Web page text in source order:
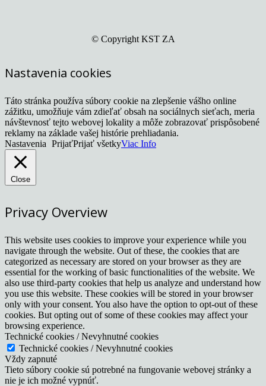
© Copyright KST ZA
Nastavenia cookies
Táto stránka používa súbory cookie na zlepšenie vášho online
zážitku, umožňuje vám zdieľať obsah na sociálnych sieťach, meria
návštevnosť tejto webovej lokality a môže zobrazovať prispôsobené
reklamy na základe vašej histórie prehliadania.
Nastavenia PrijaťPrijať všetkyViac Info
Close
Privacy Overview
This website uses cookies to improve your experience while you
navigate through the website. Out of these, the cookies that are
categorized as necessary are stored on your browser as they are
essential for the working of basic functionalities of the website. We
also use third-party cookies that help us analyze and understand how
you use this website. These cookies will be stored in your browser
only with your consent. You also have the option to opt-out of these
cookies. But opting out of some of these cookies may affect your
browsing experience.
Technické cookies / Nevyhnutné cookies
Technické cookies / Nevyhnutné cookies
Vždy zapnuté
Tieto súbory cookie sú potrebné na fungovanie webovej stránky a
nie je ich možné vypnúť.